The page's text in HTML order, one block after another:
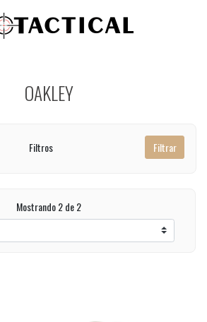
OAKLEY
Filtros Filtrar
Mostrando 2 de 2